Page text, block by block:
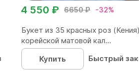
6650 ₽ -32%
4 550 ₽
Букет из 35 красных роз
корейской матовой кал...
Купить
Быстрый